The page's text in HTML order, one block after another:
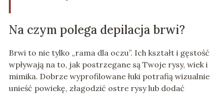
Na czym polega depilacja brwi?
Brwi to nie tylko „rama dla oczu”. Ich kształt i gęstość
wpływają na to, jak postrzegane są Twoje rysy, wiek i
mimika. Dobrze wyprofilowane łuki potrafią wizualnie
unieść powiekę, złagodzić ostre rysy lub dodać